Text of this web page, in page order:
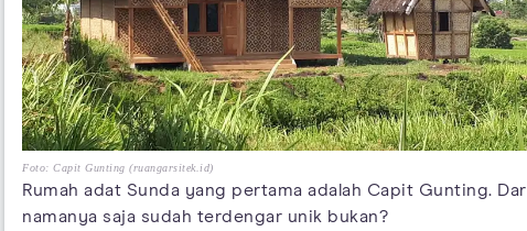
Foto: Capit Gunting (ruangarsitek.id)
Rumah adat Sunda yang pertama adalah Capit Gunting.
namanya saja sudah terdengar unik bukan?